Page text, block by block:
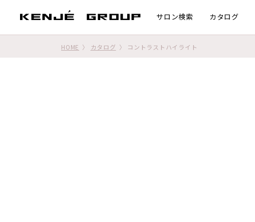
サロン検索 カタログ
HOME カタログ コントラストハイライト